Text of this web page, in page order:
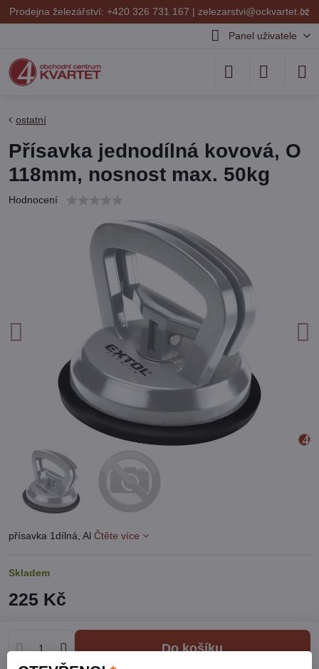
✕
Prodejna železářství: +420 326 731 167 | zelezarstvi@ockvartet.cz
Panel uživatele
ostatní
Přísavka jednodílná kovová, O
118mm, nosnost max. 50kg
Hodnocení
přísavka 1dílná, Al Čtěte více
Skladem
225 Kč
Do košíku